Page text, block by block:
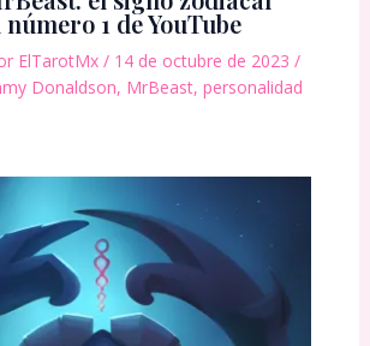
1 de YouTube
ElTarotMx / 14 de octubre de 2023 /
Donaldson, MrBeast, personalidad